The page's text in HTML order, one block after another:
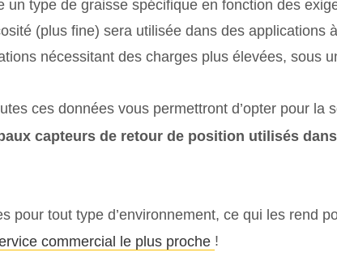
type de graisse spécifique en fonction des
(plus fine) sera utilisée dans des applications
nécessitant des charges plus élevées, sous
ces données vous permettront d’opter pour la
capteurs de retour de position utilisés
pour tout type d’environnement, ce qui les rend
commercial le plus proche !